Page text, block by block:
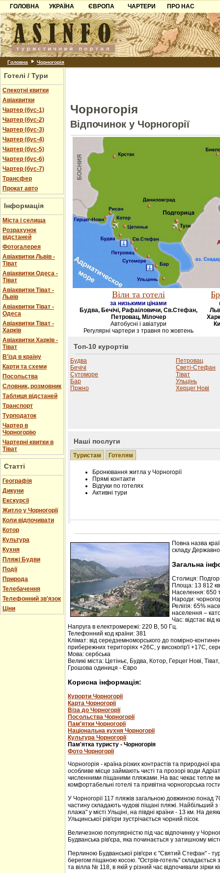
ГОЛОВНА
УКРАЇНА
Карпати
Азов
Причорноморря
Шацьк
ЄВРОПА
Чорногорія
Хорватія
Болгарія
ЧАРТЕРИ
ПРО НАС
Контакти
Партнерам
Додати готель
Головна Чорногорія
Готелі / Тури
Спекотні квитки
Авіаквитки
Чартер (бус-1)
Чартер (бус-2)
Чартер (бус-3)
Чартер (бус-4)
Чартер (бус-5)
Чартер (бус-6)
Чартер (бус-7)
Трансфер
Прокат авто
Інформація
Міста і селища
Розрахунок
відстаней
Фотогалерея
Авіаквитки Львів -
Тіват
Авіаквитки Одеса -
Тіват
Авіаквитки Тіват -
Львів
Авіаквитки Тіват -
Одеса
Авіаквитки Тіват -
Харків
Авіаквитки Харків -
Тіват
В'їзд в країну
Карти та схеми
Посольства
Словник, розмовник
Таблиця відстаней
Транспорт
Турподаток
Чартер в
Чорногорію
Чартерні квитки в
Тіват
Статті
Географія
Дикуни
Екскурсії
Житло у Чорногорії
Коли відпочивати
Котор
Культура
Кухня
Пляжі Будви
Події
Природа
Телебачення
Телефонний зв'язок
Ціни
Чорногорія
Відпочинок у Чорногорії
Віли та готелі
за низькими цінами
Будва, Бечічі, Рафаіловичи, Св.Стефан,
Петровац, Мілочер
Автобусні і авіатури
Регулярні чартери з травня по жовтень
Топ-10 курортів
Будва
Бечічі
Сутоморе
Бар
Пржно
Петровац
Светі-Стефан
Тіват
Ульцінь
Херцег Нові
Наші послуги
Туристам Готелям
Бронювання житла у Чорногорії
Прямі контакти
Відгуки по готелях
Активні тури
Розміщення інформації про готель на
Редагування інформації і цін на вимогу
Лічільник відвідувачів
Повна назва
складу
Загальна
Столиця:
Площа: 13 812
Населення: 650
Народи:
Релігія: 65%
населення –
Час: відстає від
Напруга в електромережі: 220 В, 50 Гц.
Телефонний код країни: 381
Клімат: від середземноморського до помірно-
прибережних територіях +26С, у високогір'ї +17С,
Мова: сербська
Великі міста: Цетіньє, Будва, Котор, Герцег Нові,
Грошова одиниця - Євро
Корисна інформація:
Курорти Чорногорії
Карта Чорногорії
Віза до Чорногорії
Посольства Чорногорії
Пам'ятки Чорногорії
Національна кухня Чорногорії
Культура Чорногорії
Пам'ятка туристу - Чорногорія
Фото Чорногорії
Чорногорія - країна різких контрастів та природної
особливе місце займають чисті та прозорі води
численними піщаними пляжами. На вас чекає тепле
комфортабельні готелі та привітна чорногорська
У Чорногорії 117 пляжів загальною довжиною понад
частину складають чудові піщані пляжі. Найбільший
плажа" у місті Ульціні, на півдні країни - 13 км. На
Ульцинської рів'єри зустрічається чорний пісок.
Величезною популярністю під час відпочинку у
Будванська рів'єра, яка починається у затишному
Перлиною Будванської рів'єри є "Святий Стефан" -
берегом піщаною косою. "Острів-готель"
та вілла № 118, в якій у різний час відпочивали зірки